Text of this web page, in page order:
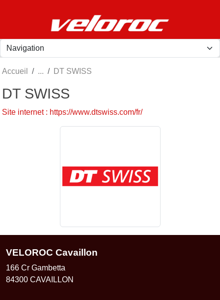
Accueil DT SWISS
DT SWISS
Site internet : https://www.dtswiss.com/fr/
VELOROC Cavaillon
166 Cr Gambetta
84300 CAVAILLON